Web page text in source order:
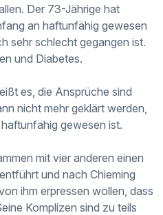
Der 73-Jährige hat
an haftunfähig gewesen
sehr schlecht gegangen ist.
und Diabetes.
es, die Ansprüche sind
nicht mehr geklärt werden,
gewesen ist.
mit vier anderen einen
und nach Chieming
ihm erpressen wollen, dass
Komplizen sind zu teils